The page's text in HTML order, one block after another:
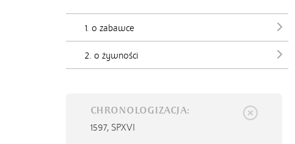
1. o zabawce
2. o żywności
CHRONOLOGIZACJA:
1597, SPXVI